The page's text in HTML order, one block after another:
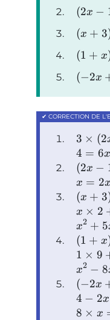
(2x −
(x + 3
(1 + x
(−2x
3 × (2
4 = 6x
(2x −
x = 2x
(x + 3
x × 2
x2 + 5
(1 + x
1 × 9
x2 − 8
(−2x
4 − 2x
8 × x